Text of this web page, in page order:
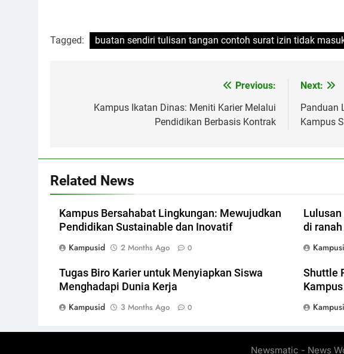
Tagged: buatan sendiri tulisan tangan contoh surat izin tidak
navigation
Previous:
Kampus Ikatan Dinas: Meniti Karier Melalui
Pendidikan Berbasis Kontrak
Next:
Panduan
Kampus
Related News
Kampus Bersahabat Lingkungan: Mewujudkan
Pendidikan Sustainable dan Inovatif
Kampusid
2 Months Ago 0
di
Tugas Biro Karier untuk Menyiapkan Siswa
Menghadapi Dunia Kerja
Kampusid
3 Months Ago 0
Shuttle
Newsmatic - News